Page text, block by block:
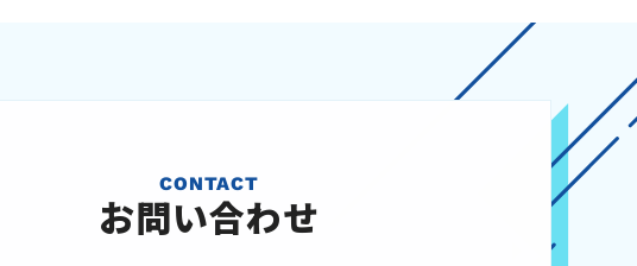
CONTACT
お問い合わせ